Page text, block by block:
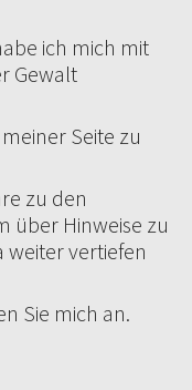
ich mich mit
Gewalt
Seite zu
zu den
über Hinweise zu
weiter vertiefen
Sie mich an.